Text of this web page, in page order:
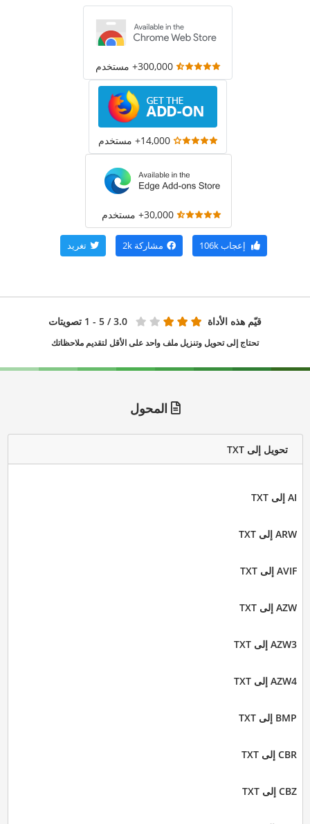
300,000+ مستخدم
14,000+ مستخدم
30,000+ مستخدم
إعجاب106k مشاركة 2k تغريد
قيّم هذه الأداة 3.0 / 5 - 1 تصويتات
تحتاج إلى تحويل وتنزيل ملف واحد على الأقل لتقديم ملاحظاتك
المحول
تحويل إلى TXT
AI إلى TXT
ARW إلى TXT
AVIF إلى TXT
AZW إلى TXT
AZW3 إلى TXT
AZW4 إلى TXT
BMP إلى TXT
CBR إلى TXT
CBZ إلى TXT